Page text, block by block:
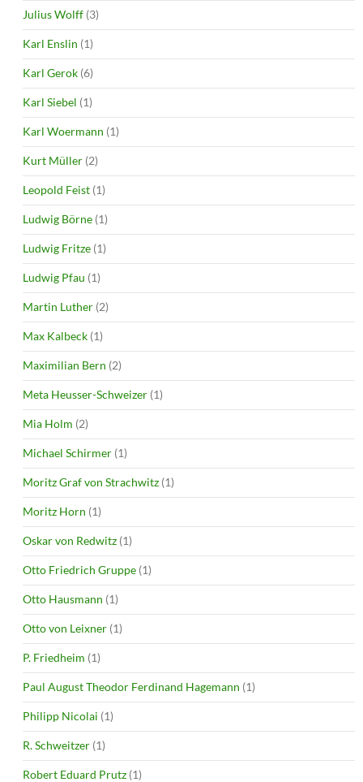
Julius Wolff (3)
Karl Enslin (1)
Karl Gerok (6)
Karl Siebel (1)
Karl Woermann (1)
Kurt Müller (2)
Leopold Feist (1)
Ludwig Börne (1)
Ludwig Fritze (1)
Ludwig Pfau (1)
Martin Luther (2)
Max Kalbeck (1)
Maximilian Bern (2)
Meta Heusser-Schweizer (1)
Mia Holm (2)
Michael Schirmer (1)
Moritz Graf von Strachwitz (1)
Moritz Horn (1)
Oskar von Redwitz (1)
Otto Friedrich Gruppe (1)
Otto Hausmann (1)
Otto von Leixner (1)
P. Friedheim (1)
Paul August Theodor Ferdinand Hagemann (1)
Philipp Nicolai (1)
R. Schweitzer (1)
Robert Eduard Prutz (1)